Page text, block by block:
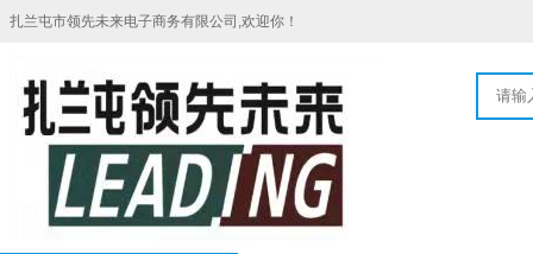
扎兰屯市领先未来电子商务有限公司,欢迎你！